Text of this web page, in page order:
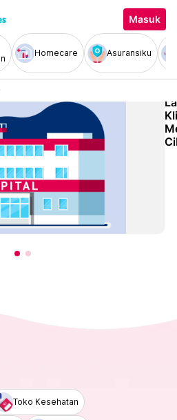
Masuk
Homecare Asuransiku
Toko Kesehatan